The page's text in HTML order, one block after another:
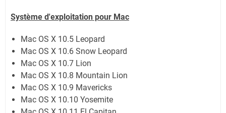
Système d'exploitation pour Mac
Mac OS X 10.5 Leopard
Mac OS X 10.6 Snow Leopard
Mac OS X 10.7 Lion
Mac OS X 10.8 Mountain Lion
Mac OS X 10.9 Mavericks
Mac OS X 10.10 Yosemite